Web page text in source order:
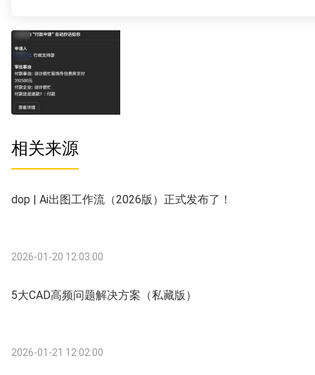
相关来源
dop | Ai出图工作流（2026版）正式发布了！
2026-01-20 12:03:00
5大CAD高频问题解决方案（私藏版）
2026-01-21 12:02:00